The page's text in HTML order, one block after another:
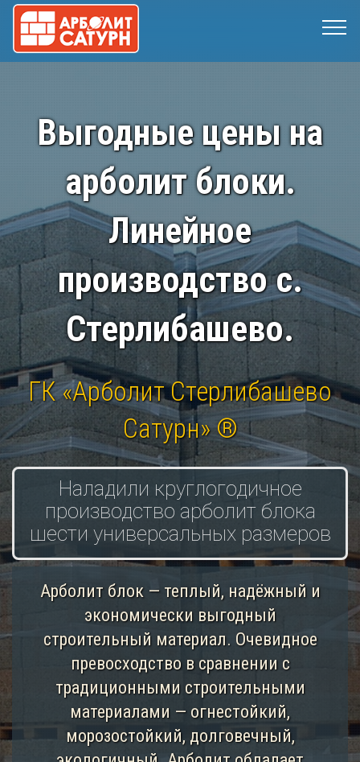
Выгодные цены на
арболит блоки.
Линейное
производство с.
Стерлибашево.
ГК «Арболит Стерлибашево
Сатурн» ®
Наладили круглогодичное
производство арболит блока
шести универсальных размеров
Арболит блок — теплый, надёжный и
экономически выгодный
строительный материал. Очевидное
превосходство в сравнении с
традиционными строительными
материалами — огнестойкий,
морозостойкий, долговечный,